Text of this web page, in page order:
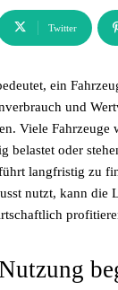
Twitter
ein
und
Viele Fahrzeuge
belastet oder
langfristig zu
nutzt, kann die